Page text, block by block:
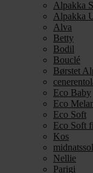
Alpakka
Alpakka
Alva
Betty
Bodil
Bouclé
Børstet
Eco Baby
Eco
Eco Soft
Eco Soft
Kos
midnatssol
Nellie
Parigi